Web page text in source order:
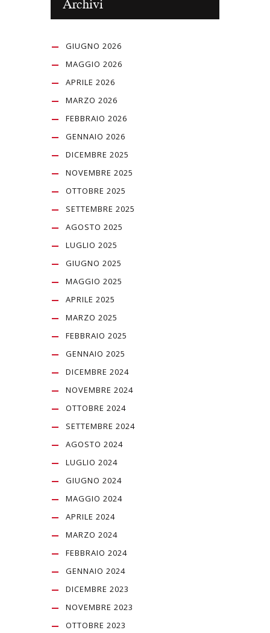
Archivi
GIUGNO 2026
MAGGIO 2026
APRILE 2026
MARZO 2026
FEBBRAIO 2026
GENNAIO 2026
DICEMBRE 2025
NOVEMBRE 2025
OTTOBRE 2025
SETTEMBRE 2025
AGOSTO 2025
LUGLIO 2025
GIUGNO 2025
MAGGIO 2025
APRILE 2025
MARZO 2025
FEBBRAIO 2025
GENNAIO 2025
DICEMBRE 2024
NOVEMBRE 2024
OTTOBRE 2024
SETTEMBRE 2024
AGOSTO 2024
LUGLIO 2024
GIUGNO 2024
MAGGIO 2024
APRILE 2024
MARZO 2024
FEBBRAIO 2024
GENNAIO 2024
DICEMBRE 2023
NOVEMBRE 2023
OTTOBRE 2023